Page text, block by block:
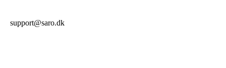
support@saro.dk